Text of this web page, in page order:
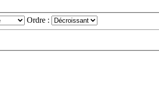
Ordre :